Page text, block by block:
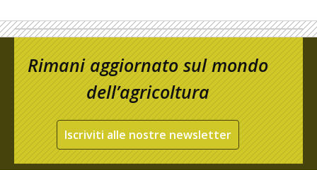
Rimani aggiornato sul mondo
dell’agricoltura
Iscriviti alle nostre newsletter